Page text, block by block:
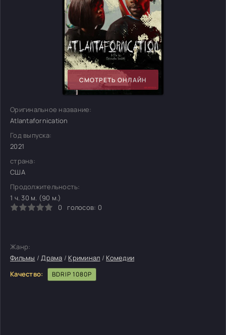
СМОТРЕТЬ ОНЛАЙН
Оригинальное название:
Atlantafornication
Год выпуска:
2021
страна:
США
Продолжительность:
1 ч. 30 м. (90 м.)
0
голосов: 0
Жанр:
Фильмы /Драма / Криминал / Комедии
Качество:
BDRIP 1080P